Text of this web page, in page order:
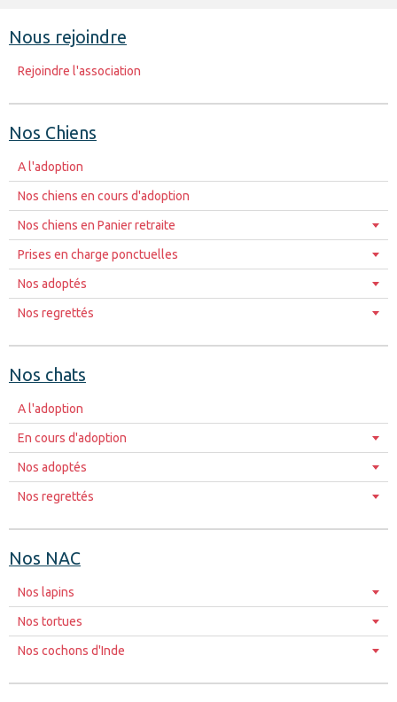
Nous rejoindre
Rejoindre l'association
Nos Chiens
A l'adoption
Nos chiens en cours d'adoption
Nos chiens en Panier retraite
Prises en charge ponctuelles
Nos adoptés
Nos regrettés
Nos chats
A l'adoption
En cours d'adoption
Nos adoptés
Nos regrettés
Nos NAC
Nos lapins
Nos tortues
Nos cochons d'Inde